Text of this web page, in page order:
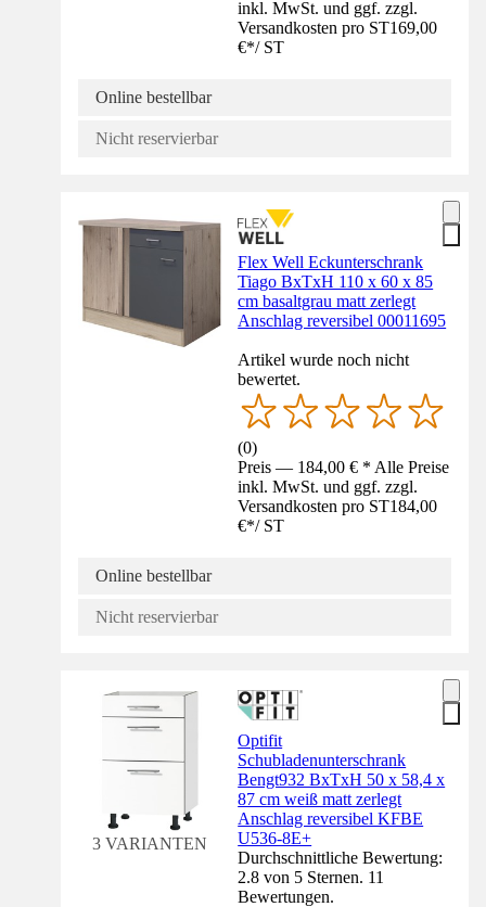
inkl. MwSt. und ggf. zzgl.
Versandkosten pro ST169,00
€*/ ST
Online bestellbar
Nicht reservierbar
Flex Well Eckunterschrank
Tiago BxTxH 110 x 60 x 85
cm basaltgrau matt zerlegt
Anschlag reversibel 00011695
Artikel wurde noch nicht
bewertet.
(0)
Preis — 184,00 € * Alle Preise
inkl. MwSt. und ggf. zzgl.
Versandkosten pro ST184,00
€*/ ST
Online bestellbar
Nicht reservierbar
3 VARIANTEN
Optifit
Schubladenunterschrank
Bengt932 BxTxH 50 x 58,4 x
87 cm weiß matt zerlegt
Anschlag reversibel KFBE
U536-8E+
Durchschnittliche Bewertung:
2.8 von 5 Sternen. 11
Bewertungen.